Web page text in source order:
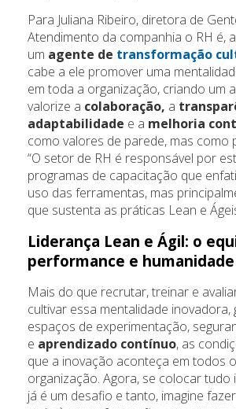
Para Juliana Ribeiro, diretora de
Atendimento da companhia o RH é,
um agente de transformação
cabe a ele promover uma
em toda a organização, criando um
valorize a colaboração, a
adaptabilidade e a melhoria
como valores de parede, mas como
“O setor de RH é responsável por
programas de capacitação que
uso das ferramentas, mas
que sustenta as práticas Lean e
Liderança Lean e Ágil: o
performance e humanidade
Mais do que recrutar, treinar e
cultivar essa mentalidade inovadora,
espaços de experimentação,
e aprendizado contínuo, as
que a inovação aconteça em todos
organização. Agora, se colocar tudo
já é um desafio e tanto, imagine